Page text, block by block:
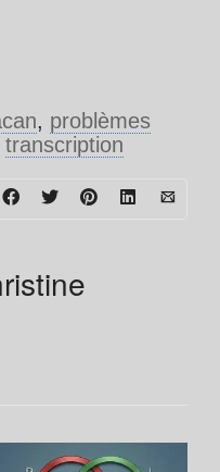
, problèmes
transcription